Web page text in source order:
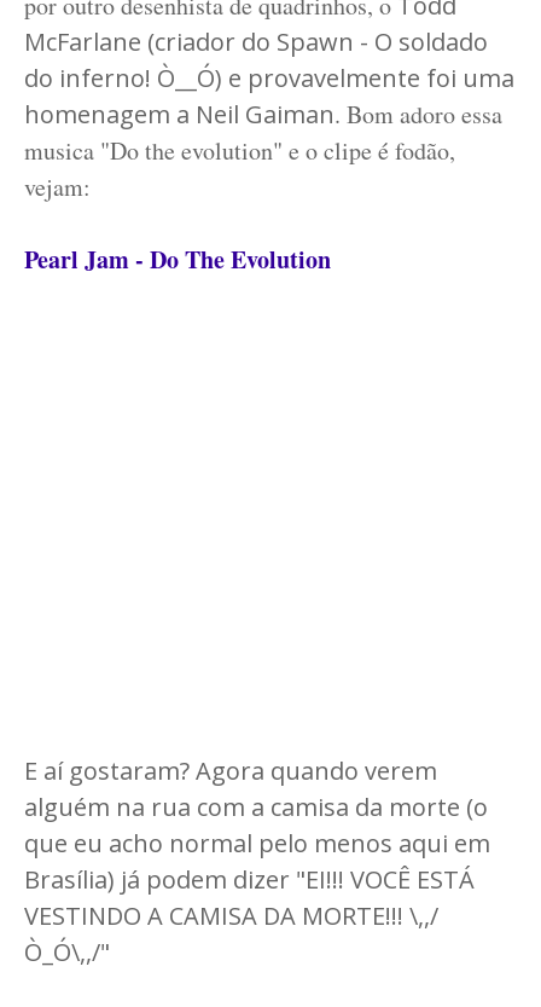
McFarlane (criador do Spawn - O soldado
do inferno! Ò__Ó) e provavelmente foi uma
homenagem a Neil Gaiman. Bom adoro essa
musica "Do the evolution" e o clipe é fodão,
vejam:
Pearl Jam - Do The Evolution
E aí gostaram? Agora quando verem
alguém na rua com a camisa da morte (o
que eu acho normal pelo menos aqui em
Brasília) já podem dizer "EI!!! VOCÊ ESTÁ
VESTINDO A CAMISA DA MORTE!!! \,,/
Ò_Ó\,,/"